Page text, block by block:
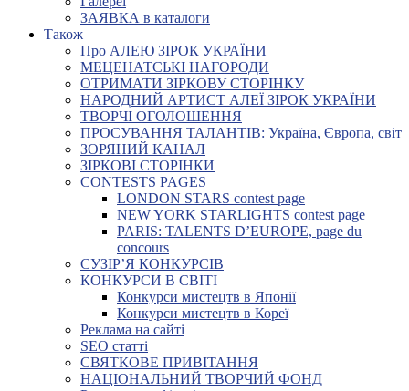
ЗАЯВКА в каталоги
Також
Про АЛЕЮ ЗІРОК УКРАЇНИ
МЕЦЕНАТСЬКІ НАГОРОДИ
ОТРИМАТИ ЗІРКОВУ СТОРІНКУ
НАРОДНИЙ АРТИСТ АЛЕЇ ЗІРОК УКРАЇНИ
ТВОРЧІ ОГОЛОШЕННЯ
ПРОСУВАННЯ ТАЛАНТІВ: Україна, Європа, світ
ЗОРЯНИЙ КАНАЛ
ЗІРКОВІ СТОРІНКИ
CONTESTS PAGES
LONDON STARS contest page
NEW YORK STARLIGHTS contest page
PARIS: TALENTS D’EUROPE, page du
concours
СУЗІР’Я КОНКУРСІВ
КОНКУРСИ В СВІТІ
Конкурси мистецтв в Японії
Конкурси мистецтв в Кореї
Реклама на сайті
SEO статті
СВЯТКОВЕ ПРИВІТАННЯ
НАЦІОНАЛЬНИЙ ТВОРЧИЙ ФОНД